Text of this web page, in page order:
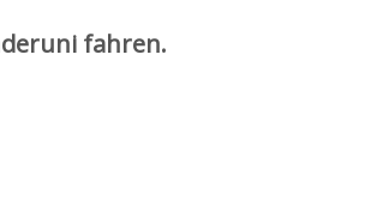
fahren.